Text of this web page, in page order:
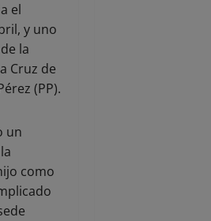
el
y uno
la
Cruz de
(PP).
un
como